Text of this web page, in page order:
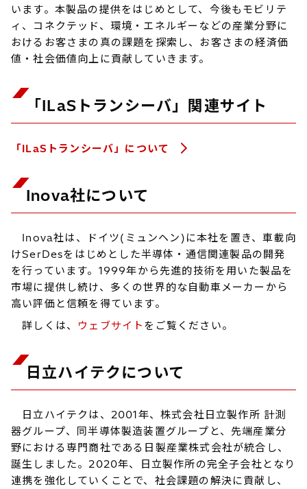
います。本製品の提供をはじめとして、今後もモビリテ
ィ、コネクテッド、環境・エネルギーなどの産業分野に
おけるお客さまの真の課題を探索し、お客さまの経済価
値・社会価値向上に貢献していきます。
「ILaSトランシーバ」関連サイト
「ILaSトランシーバ」について
Inova社について
Inova社は、ドイツ(ミュンヘン)に本社を置き、車載向
けSerDesをはじめとした半導体・通信関連製品の開発
を行っています。1999年から先進的技術を用いた製品を
市場に提供し続け、多くの世界的な自動車メーカーから
高い評価と信頼を得ています。
詳しくは、 ウェブサイト をご覧ください。
日立ハイテクについて
日立ハイテクは、2001年、株式会社日立製作所 計測
器グループ、同半導体製造装置グループと、先端産業分
野における専門商社である日製産業株式会社が統合し、
誕生しました。2020年、日立製作所の完全子会社となり
連携を強化していくことで、社会課題の解決に貢献し、